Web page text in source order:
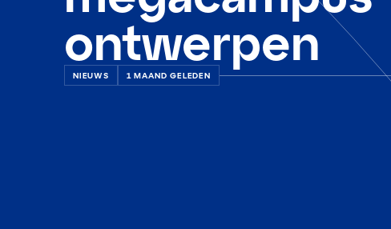
ontwerpen
NIEUWS 1 MAAND GELEDEN